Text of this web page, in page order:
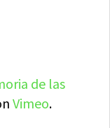
de las
Vimeo.